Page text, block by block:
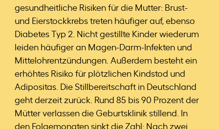
gesundheitliche Risiken für die Mutter: Brust-
und Eierstockkrebs treten häufiger auf, ebenso
Diabetes Typ 2. Nicht gestillte Kinder wiederum
leiden häufiger an Magen-Darm-Infekten und
Mittelohrentzündungen. Außerdem besteht ein
erhöhtes Risiko für plötzlichen Kindstod und
Adipositas. Die Stillbereitschaft in Deutschland
geht derzeit zurück. Rund 85 bis 90 Prozent der
Mütter verlassen die Geburtsklinik stillend. In
den Folgemonaten sinkt die Zahl: Nach zwei